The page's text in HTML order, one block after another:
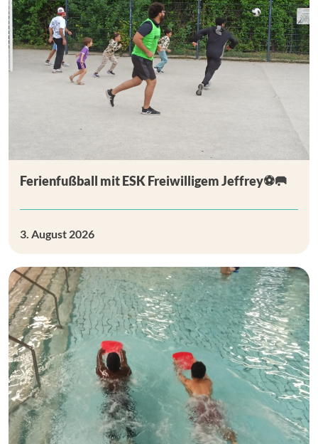
Ferienfußball mit ESK Freiwilligem Jeffrey⚽🥅
3. August 2026